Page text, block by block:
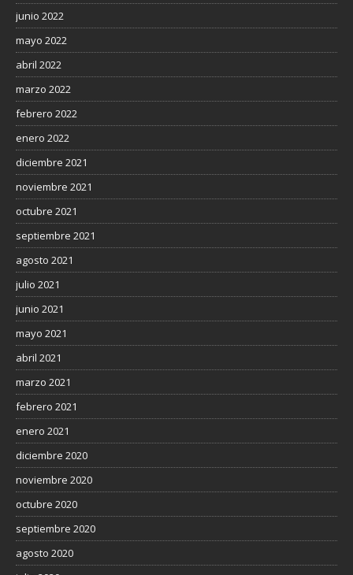
junio 2022
mayo 2022
abril 2022
marzo 2022
febrero 2022
enero 2022
diciembre 2021
noviembre 2021
octubre 2021
septiembre 2021
agosto 2021
julio 2021
junio 2021
mayo 2021
abril 2021
marzo 2021
febrero 2021
enero 2021
diciembre 2020
noviembre 2020
octubre 2020
septiembre 2020
agosto 2020